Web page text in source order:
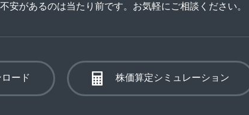
安があるのは当たり前です。お気軽にご相談ください。
ード 株価算定シミュレーション